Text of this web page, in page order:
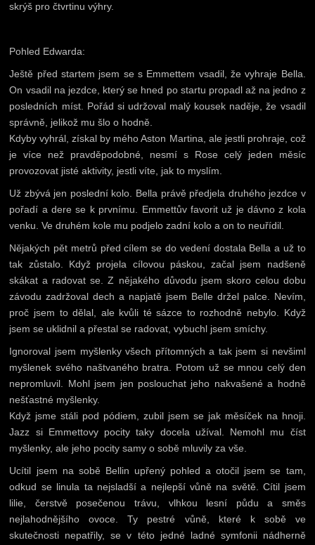
skrýš pro čtvrtinu výhry.
Pohled Edwarda:
Ještě před startem jsem se s Emmettem vsadil, že vyhraje Bella.
On vsadil na jezdce, který se hned po startu propadl až na jedno z
posledních míst. Pořád si udržoval malý kousek naděje, že vsadil
správně, jelikož mu šlo o hodně.
Kdyby vyhrál, získal by mého Aston Martina, ale jestli prohraje, což
je více než pravděpodobné, nesmí s Rose celý jeden měsíc
provozovat jisté aktivity, jestli víte, jak to myslím.
Už zbývá jen poslední kolo. Bella právě předjela druhého jezdce v
pořadí a dere se k prvnímu. Emmettův favorit už je dávno z kola
venku. Ve druhém kole mu podjelo zadní kolo a on to neuřídil.
Nějakých pět metrů před cílem se do vedení dostala Bella a už to
tak zůstalo. Když projela cílovou páskou, začal jsem nadšeně
skákat a radovat se. Z nějakého důvodu jsem skoro celou dobu
závodu zadržoval dech a napjatě jsem Belle držel palce. Nevím,
proč jsem to dělal, ale kvůli té sázce to rozhodně nebylo. Když
jsem se uklidnil a přestal se radovat, vybuchl jsem smíchy.
Ignoroval jsem myšlenky všech přítomných a tak jsem si nevšiml
myšlenek svého naštvaného bratra. Potom už se mnou celý den
nepromluvil. Mohl jsem jen poslouchat jeho nakvašené a hodně
nešťastné myšlenky.
Když jsme stáli pod pódiem, zubil jsem se jak měsíček na hnoji.
Jazz si Emmettovy pocity taky docela užíval. Nemohl mu číst
myšlenky, ale jeho pocity samy o sobě mluvily za vše.
Ucítil jsem na sobě Bellin upřený pohled a otočil jsem se tam,
odkud se linula ta nejsladší a nejlepší vůně na světě. Cítil jsem
lilie, čerstvě posečenou trávu, vlhkou lesní půdu a směs
nejlahodnějšího ovoce. Ty pestré vůně, které k sobě ve
skutečnosti nepatřily, se v této jedné ladné symfonii nádherně